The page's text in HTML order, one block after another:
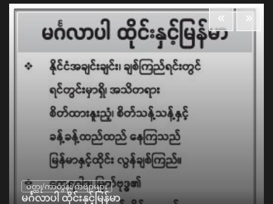
ဝတ္ထု/ကာတွန်း/ကဗျာများ
မင်္ဂလာပါ ထိုင်းနှင့်မြန်မာ